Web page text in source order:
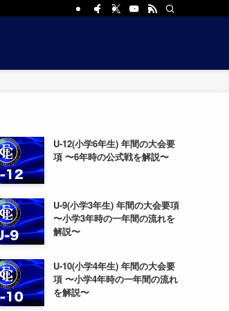
U-12(小学6年生) 年間の大会要
項 〜6年時の公式戦を解説〜
U-9(小学3年生) 年間の大会要項
〜小学3年時の一年間の流れを
解説〜
U-10(小学4年生) 年間の大会要
項 〜小学4年時の一年間の流れ
を解説〜